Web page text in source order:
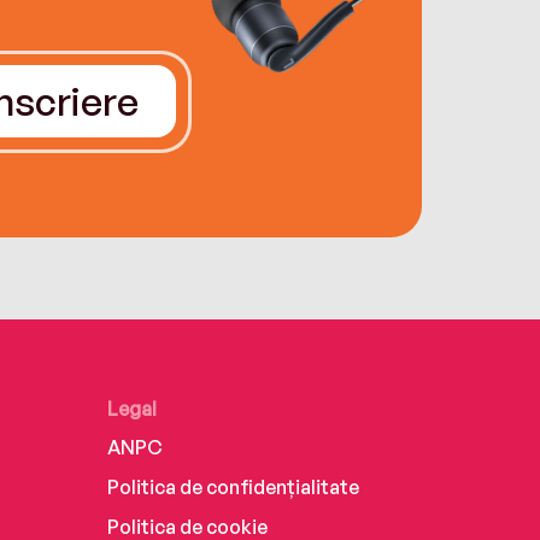
Legal
ANPC
Politica de confidențialitate
Politica de cookie